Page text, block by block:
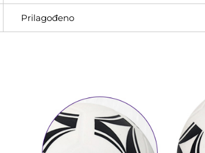
Prilagođeno